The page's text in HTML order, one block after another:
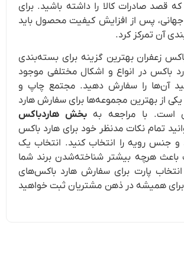
قصد صادرات کالا را داشته‌ باشید. برای
جهانی، پس از افزایش کیفیت محصول باید
آن تمرکز کرد.
زعفران بهترین گزینه برای بسته‌بندی
باکس در انواع و اشکال مختلفی موجود
آن‌ها را سفارش دهید. مجتمع چاپ و
از بهترین مجموعه‌ها برای سفارش هارد
است. با مراجعه بهبخش هاردباکس
تمام نکات مدنظر خود برای هارد باکس
و جنس رویه را انتخاب کنید. انتخاب یک
هرچه بیشتر شناخته‌شدن برند شما
پارت برای سفارش هارد باکس‌های
برای همیشه در ذهن مشتریان ثبت خواهید